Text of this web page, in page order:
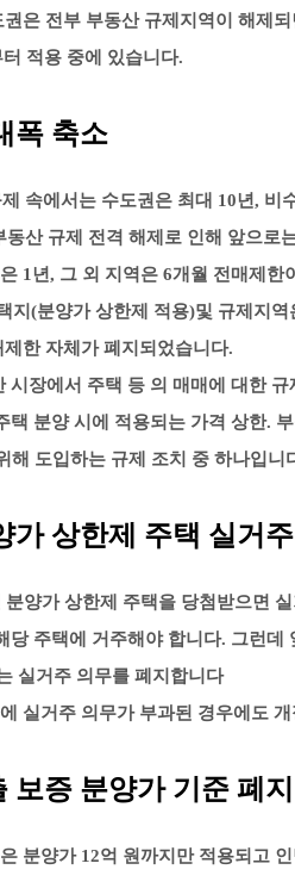
은 전부 부동산 규제지역이 해제
적용 중에 있습니다.
폭 축소
속에서는 수도권은 최대 10년,
동산 규제 전격 해제로 인해 앞으로
1년, 그 외 지역은 6개월 전매제한
지(분양가 상한제 적용)및 규제지
한 자체가 폐지되었습니다.
시장에서 주택 등 의 매매에 대한 규
택 분양 시에 적용되는 가격 상한
입하는 규제 조치 중 하나입니
가 상한제 주택 실거
분양가 상한제 주택을 당첨받으면
당 주택에 거주해야 합니다. 그런
실거주 의무를 폐지합니다
실거주 의무가 부과된 경우에도
보증 분양가 기준 폐지
분양가 12억 원까지만 적용되고